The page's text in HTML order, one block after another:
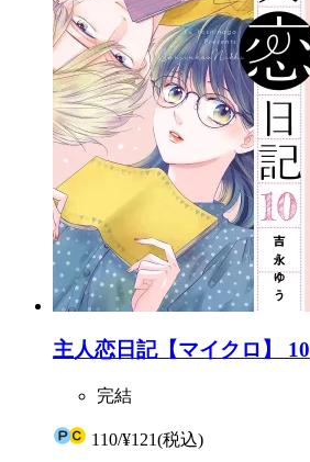
主人恋日記【マイクロ】 10
完結
110/¥121(税込)